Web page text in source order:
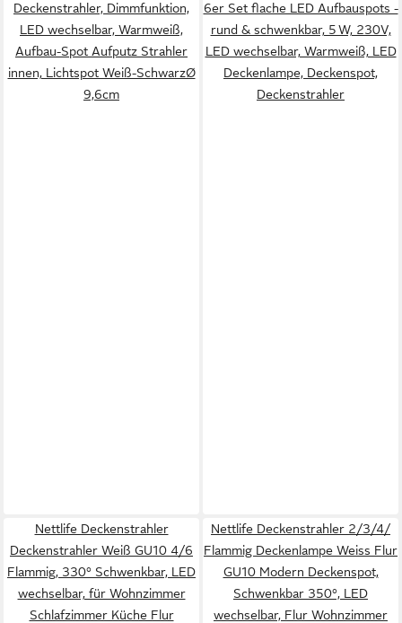
Deckenstrahler, Dimmfunktion,
LED wechselbar, Warmweiß,
Aufbau-Spot Aufputz Strahler
innen, Lichtspot Weiß-SchwarzØ
9,6cm
6er Set flache LED Aufbauspots -
rund & schwenkbar, 5 W, 230V,
LED wechselbar, Warmweiß, LED
Deckenlampe, Deckenspot,
Deckenstrahler
Nettlife Deckenstrahler
Deckenstrahler Weiß GU10 4/6
Flammig, 330° Schwenkbar, LED
wechselbar, für Wohnzimmer
Schlafzimmer Küche Flur
Nettlife Deckenstrahler 2/3/4/
Flammig Deckenlampe Weiss Flur
GU10 Modern Deckenspot,
Schwenkbar 350°, LED
wechselbar, Flur Wohnzimmer